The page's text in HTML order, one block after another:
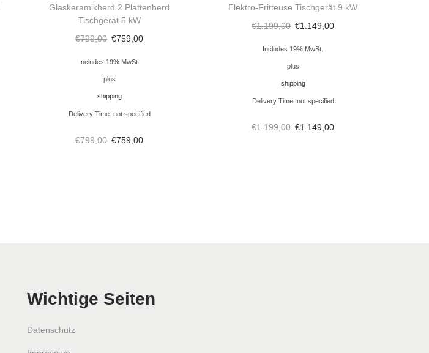
k
W
(
2
5
W
Glaskeramikherd 2 Plattenherd
Tischgerät 5 kW
€799,00 €759,00
Includes 19% MwSt.
plus
shipping
Delivery Time: not specified
€799,00 €759,00
Elektro-Fritteuse Tischgerät 9 kW
€1.199,00 €1.149,00
Includes 19% MwSt.
plus
shipping
Delivery Time: not specified
€1.199,00 €1.149,00
Wichtige Seiten
Datenschutz